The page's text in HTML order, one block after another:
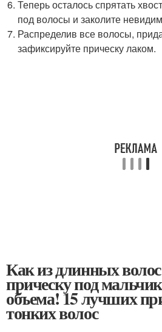
Теперь осталось спрятать
под волосы и заколите
Распределив все волосы,
зафиксируйте прическу лаком.
Как из длинных волос
прическу под
объема! 15 лучших
тонких волос